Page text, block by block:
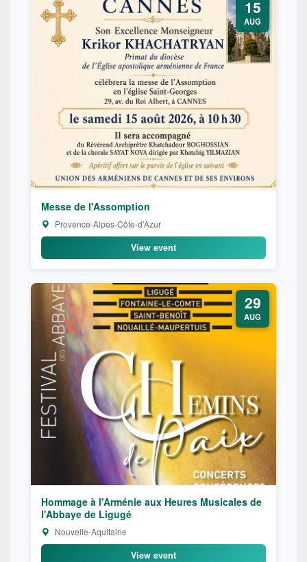
15
AUG
Messe de l'Assomption
Provence-Alpes-Côte-d’Azur
View event
29
AUG
Hommage à l'Arménie aux Heures Musicales de
l'Abbaye de Ligugé
Nouvelle-Aquitaine
View event